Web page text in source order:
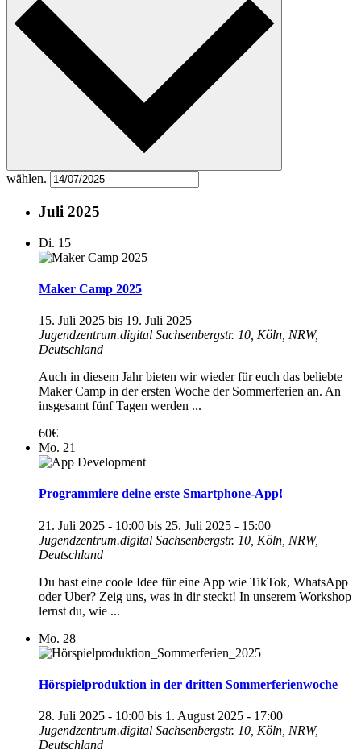
wählen.
Juli 2025
Di. 15
Maker Camp 2025
15. Juli 2025 bis 19. Juli 2025
Jugendzentrum.digital Sachsenbergstr. 10, Köln, NRW,
Deutschland
Auch in diesem Jahr bieten wir wieder für euch das beliebte
Maker Camp in der ersten Woche der Sommerferien an. An
insgesamt fünf Tagen werden ...
60€
Mo. 21
Programmiere deine erste Smartphone-App!
21. Juli 2025 - 10:00 bis 25. Juli 2025 - 15:00
Jugendzentrum.digital Sachsenbergstr. 10, Köln, NRW,
Deutschland
Du hast eine coole Idee für eine App wie TikTok, WhatsApp
oder Uber? Zeig uns, was in dir steckt! In unserem Workshop
lernst du, wie ...
Mo. 28
Hörspielproduktion in der dritten Sommerferienwoche
28. Juli 2025 - 10:00 bis 1. August 2025 - 17:00
Jugendzentrum.digital Sachsenbergstr. 10, Köln, NRW,
Deutschland